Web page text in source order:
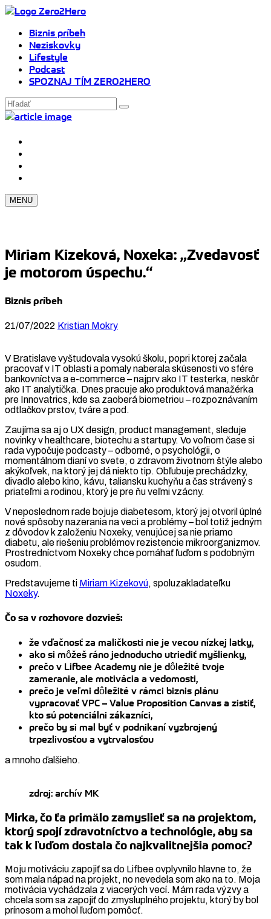
Biznis príbeh
Neziskovky
Lifestyle
Podcast
SPOZNAJ TÍM ZERO2HERO
MENU
Miriam Kizeková, Noxeka: „Zvedavosť
je motorom úspechu.“
Biznis príbeh
21/07/2022 Kristian Mokry
V Bratislave vyštudovala vysokú školu, popri ktorej začala
pracovať v IT oblasti a pomaly naberala skúsenosti vo sfére
bankovníctva a e-commerce – najprv ako IT testerka, neskôr
ako IT analytička. Dnes pracuje ako produktová manažérka
pre Innovatrics, kde sa zaoberá biometriou – rozpoznávaním
odtlačkov prstov, tváre a pod.
Zaujíma sa aj o UX design, product management, sleduje
novinky v healthcare, biotechu a startupy. Vo voľnom čase si
rada vypočuje podcasty – odborné, o psychológii, o
momentálnom dianí vo svete, o zdravom životnom štýle alebo
akýkoľvek, na ktorý jej dá niekto tip. Obľubuje prechádzky,
divadlo alebo kino, kávu, taliansku kuchyňu a čas strávený s
priateľmi a rodinou, ktorý je pre ňu veľmi vzácny.
V neposlednom rade bojuje diabetesom, ktorý jej otvoril úplné
nové spôsoby nazerania na veci a problémy – bol totiž jedným
z dôvodov k založeniu Noxeky, venujúcej sa nie priamo
diabetu, ale riešeniu problémov rezistencie mikroorganizmov.
Prostredníctvom Noxeky chce pomáhať ľuďom s podobným
osudom.
Predstavujeme ti Miriam Kizekovú, spoluzakladateľku
Noxeky.
Čo sa v rozhovore dozvieš:
že vďačnosť za maličkosti nie je vecou nízkej latky,
ako si môžeš ráno jednoducho utriediť myšlienky,
prečo v Lifbee Academy nie je dôležité tvoje
zameranie, ale motivácia a vedomosti,
prečo je veľmi dôležité v rámci biznis plánu
vypracovať VPC – Value Proposition Canvas a zistiť,
kto sú potenciálni zákazníci,
prečo by si mal byť v podnikaní vyzbrojený
trpezlivosťou a vytrvalosťou
a mnoho ďalšieho.
zdroj: archív MK
Mirka, čo ťa primälo zamyslieť sa na projektom,
ktorý spojí zdravotníctvo a technológie, aby sa
tak k ľuďom dostala čo najkvalitnejšia pomoc?
Moju motiváciu zapojiť sa do Lifbee ovplyvnilo hlavne to, že
som mala nápad na projekt, no nevedela som ako na to. Moja
motivácia vychádzala z viacerých vecí. Mám rada výzvy a
chcela som sa zapojiť do zmysluplného projektu, ktorý by bol
prínosom a mohol ľuďom pomôcť.